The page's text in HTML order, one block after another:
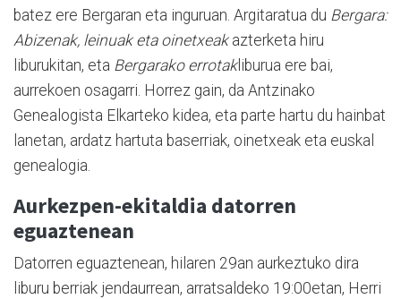
batez ere Bergaran eta inguruan. Argitaratua du Bergara:
Abizenak, leinuak eta oinetxeakazterketa hiru
liburukitan, eta Bergarako errotakliburua ere bai,
aurrekoen osagarri. Horrez gain, da Antzinako
Genealogista Elkarteko kidea, eta parte hartu du hainbat
lanetan, ardatz hartuta baserriak, oinetxeak eta euskal
genealogia.
Aurkezpen-ekitaldia datorren
eguaztenean
Datorren eguaztenean, hilaren 29an aurkeztuko dira
liburu berriak jendaurrean, arratsaldeko 19:00etan, Herri